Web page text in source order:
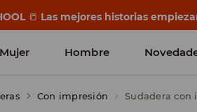
📒 Las mejores historias
Mujer Hombre
Con impresión Sudadera con